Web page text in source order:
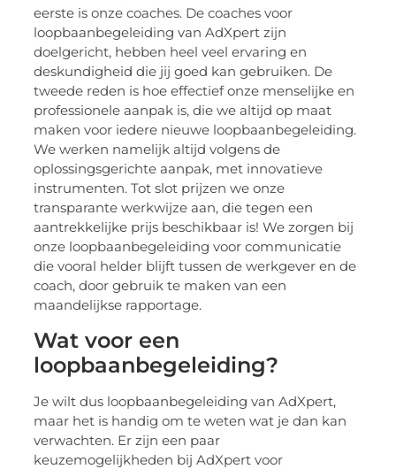
eerste is onze coaches. De coaches voor
loopbaanbegeleiding van AdXpert zijn
doelgericht, hebben heel veel ervaring en
deskundigheid die jij goed kan gebruiken. De
tweede reden is hoe effectief onze menselijke en
professionele aanpak is, die we altijd op maat
maken voor iedere nieuwe loopbaanbegeleiding.
We werken namelijk altijd volgens de
oplossingsgerichte aanpak, met innovatieve
instrumenten. Tot slot prijzen we onze
transparante werkwijze aan, die tegen een
aantrekkelijke prijs beschikbaar is! We zorgen bij
onze loopbaanbegeleiding voor communicatie
die vooral helder blijft tussen de werkgever en de
coach, door gebruik te maken van een
maandelijkse rapportage.
Wat voor een
loopbaanbegeleiding?
Je wilt dus loopbaanbegeleiding van AdXpert,
maar het is handig om te weten wat je dan kan
verwachten. Er zijn een paar
keuzemogelijkheden bij AdXpert voor